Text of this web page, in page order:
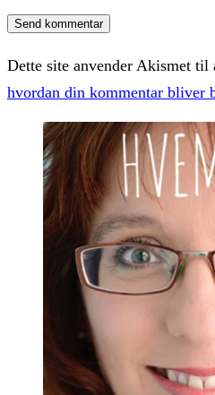
Dette site anvender Akismet til
hvordan din kommentar bliver